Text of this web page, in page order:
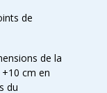
de
de la
cm en
du